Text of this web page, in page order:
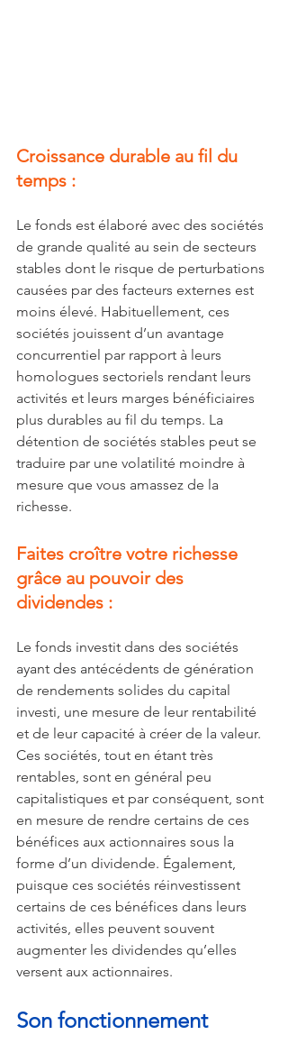
Croissance durable au fil du
temps :
Le fonds est élaboré avec des sociétés
de grande qualité au sein de secteurs
stables dont le risque de perturbations
causées par des facteurs externes est
moins élevé. Habituellement, ces
sociétés jouissent d’un avantage
concurrentiel par rapport à leurs
homologues sectoriels rendant leurs
activités et leurs marges bénéficiaires
plus durables au fil du temps. La
détention de sociétés stables peut se
traduire par une volatilité moindre à
mesure que vous amassez de la
richesse.
Faites croître votre richesse
grâce au pouvoir des
dividendes :
Le fonds investit dans des sociétés
ayant des antécédents de génération
de rendements solides du capital
investi, une mesure de leur rentabilité
et de leur capacité à créer de la valeur.
Ces sociétés, tout en étant très
rentables, sont en général peu
capitalistiques et par conséquent, sont
en mesure de rendre certains de ces
bénéfices aux actionnaires sous la
forme d’un dividende. Également,
puisque ces sociétés réinvestissent
certains de ces bénéfices dans leurs
activités, elles peuvent souvent
augmenter les dividendes qu’elles
versent aux actionnaires.
Son fonctionnement